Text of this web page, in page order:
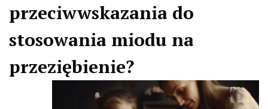
przeciwwskazania do
stosowania miodu na
przeziębienie?